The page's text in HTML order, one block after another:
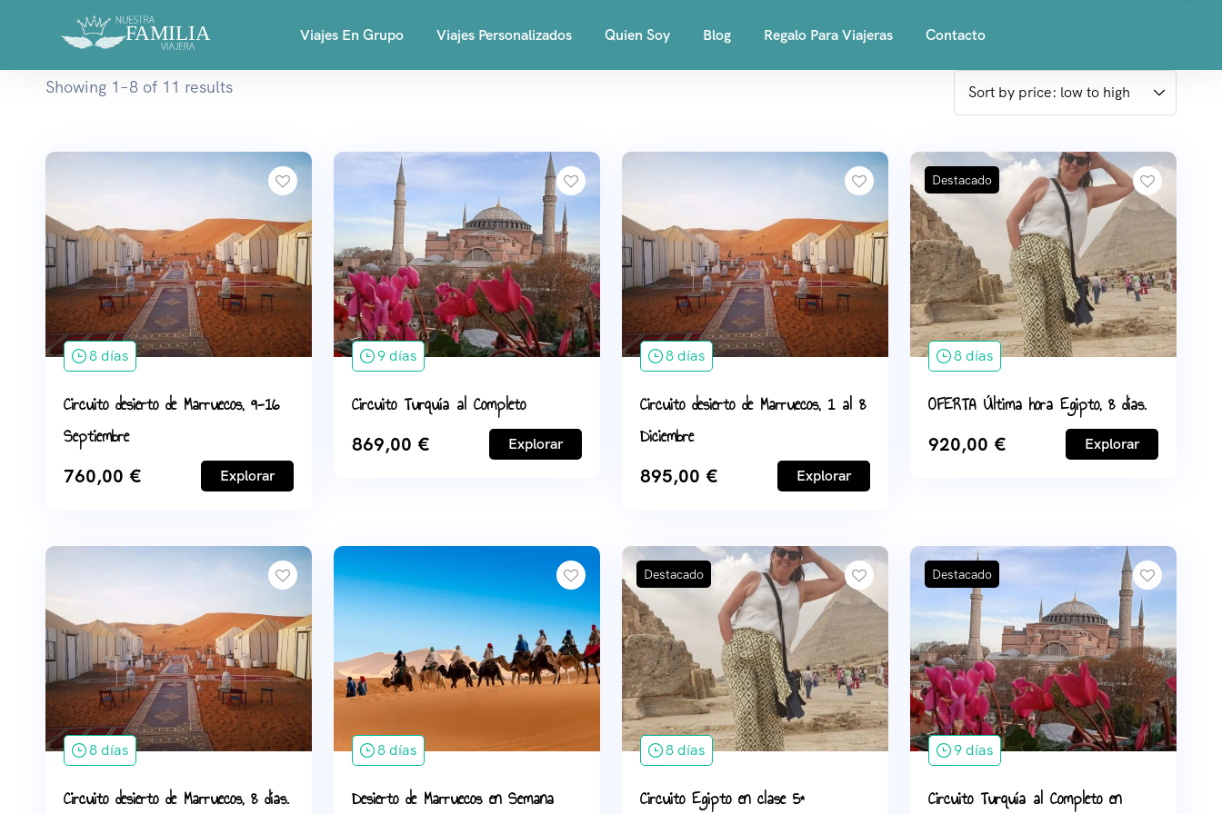
Viajes En Grupo Viajes Personalizados Quien Soy Blog Regalo Para Viajeras Contacto
Showing 1–8 of 11 results
8 días
Circuito desierto de Marruecos, 9-16
Septiembre
760,00 € Explorar
9 días
Circuito Turquía al Completo
869,00 € Explorar
8 días
Circuito desierto de Marruecos, 1 al 8
Diciembre
895,00 € Explorar
Destacado
8 días
OFERTA Última hora Egipto, 8 días.
920,00 € Explorar
8 días
Circuito desierto de Marruecos, 8 días.
8 días
Desierto de Marruecos en Semana
Destacado
8 días
Circuito Egipto en clase 5*
Destacado
9 días
Circuito Turquía al Completo en